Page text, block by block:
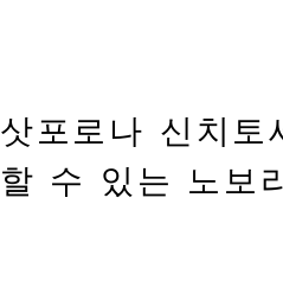
삿포로나 신치
할 수 있는 노보